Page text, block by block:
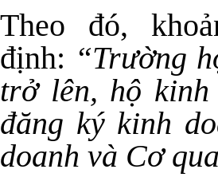
Theo đó,
định: “Trường
trở lên, hộ kinh
đăng ký kinh
doanh và Cơ